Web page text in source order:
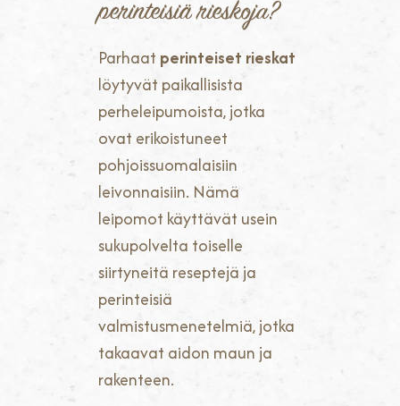
perinteisiä rieskoja?
Parhaat perinteiset rieskat
löytyvät paikallisista
perheleipumoista, jotka
ovat erikoistuneet
pohjoissuomalaisiin
leivonnaisiin. Nämä
leipomot käyttävät usein
sukupolvelta toiselle
siirtyneitä reseptejä ja
perinteisiä
valmistusmenetelmiä, jotka
takaavat aidon maun ja
rakenteen.